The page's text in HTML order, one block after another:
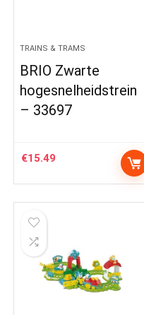
TRAINS & TRAMS
BRIO Zwarte
hogesnelheidstrein
– 33697
€15.49